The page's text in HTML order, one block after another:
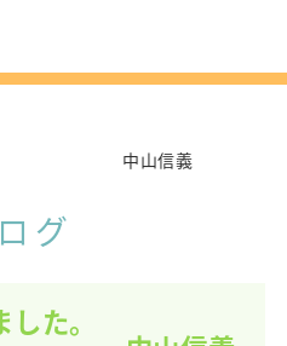
信義
グ
きました。